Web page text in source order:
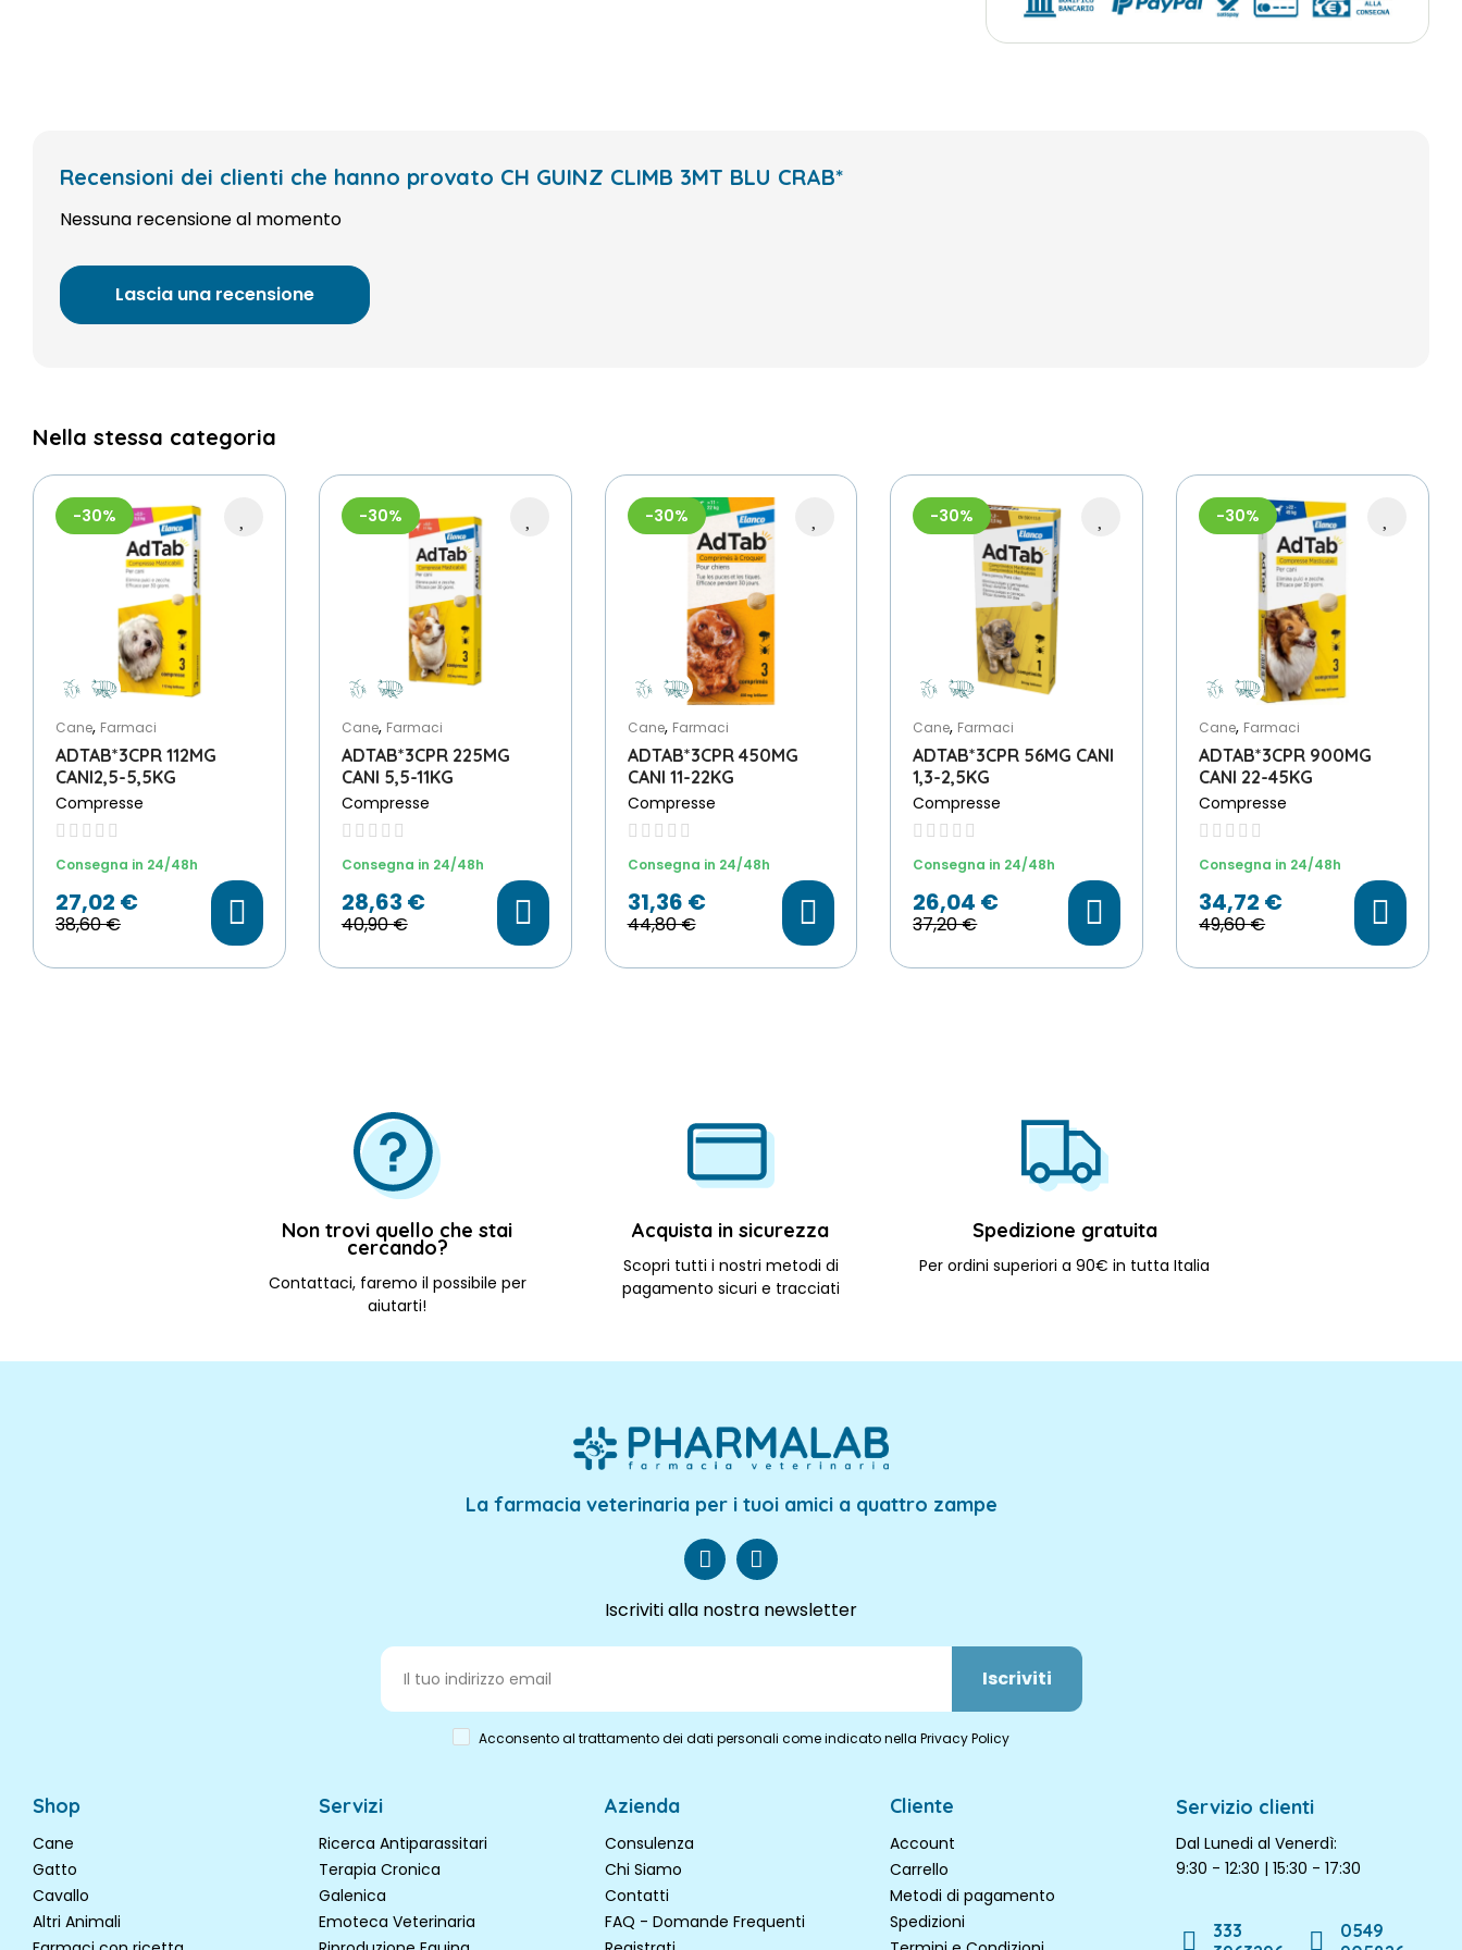
Recensioni dei clienti che hanno provato CH GUINZ CLIMB 3MT BLU CRAB*
Nessuna recensione al momento
Lascia una recensione
Nella stessa categoria
-30%
Cane, Farmaci
ADTAB*3CPR 112MG
CANI2,5-5,5KG
Compresse
Consegna in 24/48h
38,60 €
27,02 €
-30%
Cane, Farmaci
ADTAB*3CPR 225MG
CANI 5,5-11KG
Compresse
Consegna in 24/48h
40,90 €
28,63 €
-30%
Cane, Farmaci
ADTAB*3CPR 450MG
CANI 11-22KG
Compresse
Consegna in 24/48h
44,80 €
31,36 €
-30%
Cane, Farmaci
ADTAB*3CPR 56MG CANI
1,3-2,5KG
Compresse
Consegna in 24/48h
37,20 €
26,04 €
-30%
Cane, Farmaci
ADTAB*3CPR 900MG
CANI 22-45KG
Compresse
Consegna in 24/48h
49,60 €
34,72 €
Non trovi quello che stai
cercando?
Contattaci, faremo il possibile per
aiutarti!
Acquista in sicurezza
Scopri tutti i nostri metodi di
pagamento sicuri e tracciati
Spedizione gratuita
Per ordini superiori a 90€ in tutta Italia
La farmacia veterinaria per i tuoi amici a quattro zampe
Iscriviti alla nostra newsletter
Iscriviti
Acconsento al trattamento dei dati personali come indicato nella Privacy Policy
Shop
Cane
Gatto
Cavallo
Altri Animali
Servizi
Ricerca Antiparassitari
Terapia Cronica
Galenica
Emoteca Veterinaria
Azienda
Consulenza
Chi Siamo
Contatti
FAQ - Domande Frequenti
Cliente
Account
Carrello
Metodi di pagamento
Spedizioni
Servizio clienti
Dal Lunedi al Venerdì:
9:30 - 12:30 | 15:30 - 17:30
333
0549